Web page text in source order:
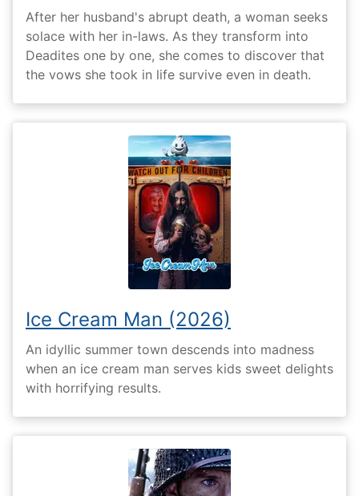
After her husband's abrupt death, a woman seeks
solace with her in-laws. As they transform into
Deadites one by one, she comes to discover that
the vows she took in life survive even in death.
Ice Cream Man (2026)
An idyllic summer town descends into madness
when an ice cream man serves kids sweet delights
with horrifying results.